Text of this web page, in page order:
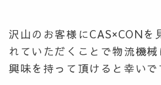
沢山のお客様にCAS×CONを
れていただくことで物流機
興味を持って頂けると幸いで